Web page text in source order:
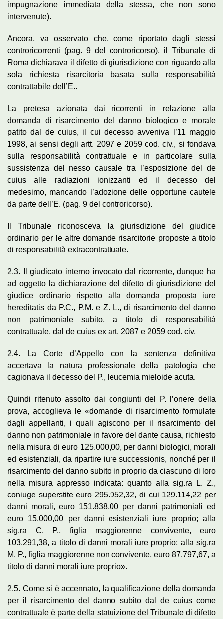
impugnazione immediata della stessa, che non sono
intervenute).
Ancora, va osservato che, come riportato dagli stessi
controricorrenti (pag. 9 del controricorso), il Tribunale di
Roma dichiarava il difetto di giurisdizione con riguardo alla
sola richiesta risarcitoria basata sulla responsabilità
contrattabile dell’E..
La pretesa azionata dai ricorrenti in relazione alla
domanda di risarcimento del danno biologico e morale
patito dal de cuius, il cui decesso avveniva l’11 maggio
1998, ai sensi degli artt. 2097 e 2059 cod. civ., si fondava
sulla responsabilità contrattuale e in particolare sulla
sussistenza del nesso causale tra l’esposizione del de
cuius alle radiazioni ionizzanti ed il decesso del
medesimo, mancando l’adozione delle opportune cautele
da parte dell’E. (pag. 9 del controricorso).
Il Tribunale riconosceva la giurisdizione del giudice
ordinario per le altre domande risarcitorie proposte a titolo
di responsabilità extracontrattuale.
2.3. Il giudicato interno invocato dal ricorrente, dunque ha
ad oggetto la dichiarazione del difetto di giurisdizione del
giudice ordinario rispetto alla domanda proposta iure
hereditatis da P.C., P.M. e Z. L., di risarcimento del danno
non patrimoniale subito, a titolo di responsabilità
contrattuale, dal de cuius ex art. 2087 e 2059 cod. civ.
2.4. La Corte d’Appello con la sentenza definitiva
accertava la natura professionale della patologia che
cagionava il decesso del P., leucemia mieloide acuta.
Quindi ritenuto assolto dai congiunti del P. l’onere della
prova, accoglieva le «domande di risarcimento formulate
dagli appellanti, i quali agiscono per il risarcimento del
danno non patrimoniale in favore del dante causa, richiesto
nella misura di euro 125.000,00, per danni biologici, morali
ed esistenziali, da ripartire iure successionis, nonché per il
risarcimento del danno subito in proprio da ciascuno di loro
nella misura appresso indicata: quanto alla sig.ra L. Z.,
coniuge superstite euro 295.952,32, di cui 129.114,22 per
danni morali, euro 151.838,00 per danni patrimoniali ed
euro 15.000,00 per danni esistenziali iure proprio; alla
sig.ra C. P., figlia maggiorenne convivente, euro
103.291,38, a titolo di danni morali iure proprio; alla sig.ra
M. P., figlia maggiorenne non convivente, euro 87.797,67, a
titolo di danni morali iure proprio».
2.5. Come si è accennato, la qualificazione della domanda
per il risarcimento del danno subito dal de cuius come
contrattuale è parte della statuizione del Tribunale di difetto